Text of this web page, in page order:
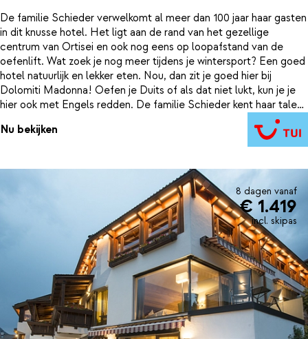
De familie Schieder verwelkomt al meer dan 100 jaar haar gasten
in dit knusse hotel. Het ligt aan de rand van het gezellige
centrum van Ortisei en ook nog eens op loopafstand van de
oefenlift. Wat zoek je nog meer tijdens je wintersport? Een goed
hotel natuurlijk en lekker eten. Nou, dan zit je goed hier bij
Dolomiti Madonna! Oefen je Duits of als dat niet lukt, kun je je
hier ook met Engels redden. De familie Schieder kent haar talen.
Verken de robuuste Sella Ronda en geniet van de ongekende
vergezichten. Vanuit hier kun je prachtige skitochten maken. Na
het skieen is het heerlijk bijkomen in openbaar zwemparadijs
Nu bekijken
8 dagen vanaf
€ 1.419
incl. skipas